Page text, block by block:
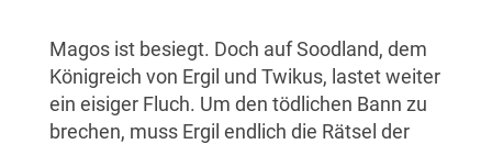
Magos ist besiegt. Doch auf Soodland, dem
Königreich von Ergil und Twikus, lastet weiter
ein eisiger Fluch. Um den tödlichen Bann zu
brechen, muss Ergil endlich die Rätsel der